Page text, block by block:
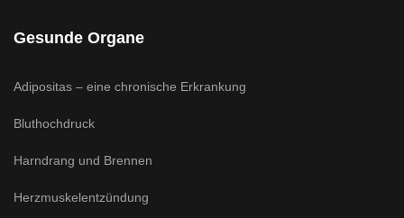
Gesunde Organe
Adipositas – eine chronische Erkrankung
Bluthochdruck
Harndrang und Brennen
Herzmuskelentzündung